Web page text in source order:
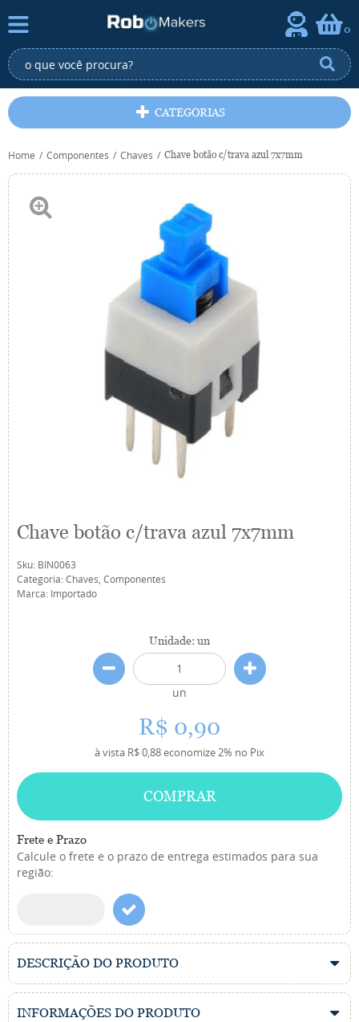
0
CATEGORIAS
Home Componentes Chaves Chave botão c/trava azul 7x7mm
Chave botão c/trava azul 7x7mm
Sku: BIN0063
Categoria:Chaves, Componentes
Marca: Importado
Unidade: un
un
R$ 0,90
à vista R$ 0,88economize2% no Pix
COMPRAR
Frete e Prazo
Calcule o frete e o prazo de entrega estimados para sua
região:
DESCRIÇÃO DO PRODUTO
INFORMAÇÕES DO PRODUTO